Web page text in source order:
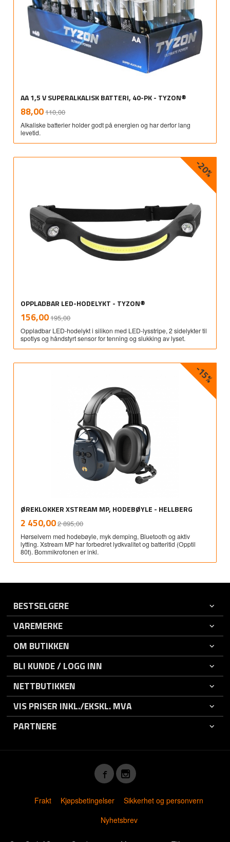
AA 1,5 V SUPERALKALISK BATTERI, 40-PK - TYZON®
Tilbud
88,00110,00mva.
Alkaliske batterier holder godt på energien og har derfor lang
levetid.
OPPLADBAR LED-HODELYKT - TYZON®
Tilbud
156,00195,00
-20%
mva.
Oppladbar LED-hodelykt i silikon med LED-lysstripe, 2 sidelykter til
spotlys og håndstyrt sensor for tenning og slukking av lyset.
ØREKLOKKER XSTREAM MP, HODEBØYLE - HELLBERG
Tilbud
2 450,002 895,00
-15%
mva.
Hørselvern med hodebøyle, myk demping, Bluetooth og aktiv
lytting. Xstream MP har forbedret lydkvalitet og batteritid (Opptil
80t). Bommikrofonen er inkl.
BESTSELGERE
VAREMERKE
OM BUTIKKEN
BLI KUNDE / LOGG INN
NETTBUTIKKEN
VIS PRISER INKL./EKSKL. MVA
PARTNERE
Frakt Kjøpsbetingelser
Sikkerhet og personvern
Nyhetsbrev